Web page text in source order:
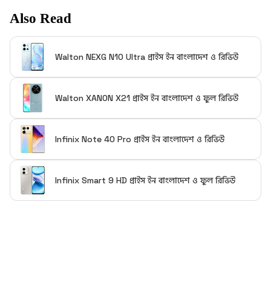
Also Read
Walton NEXG N10 Ultra প্রাইস ইন বাংলাদেশ ও রিভিউ
Walton XANON X21 প্রাইস ইন বাংলাদেশ ও ফুল রিভিউ
Infinix Note 40 Pro প্রাইস ইন বাংলাদেশ ও রিভিউ
Infinix Smart 9 HD প্রাইস ইন বাংলাদেশ ও ফুল রিভিউ